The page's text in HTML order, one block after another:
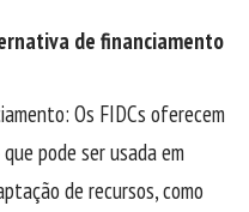
de financiamento
Os FIDCs oferecem
pode ser usada em
de recursos, como